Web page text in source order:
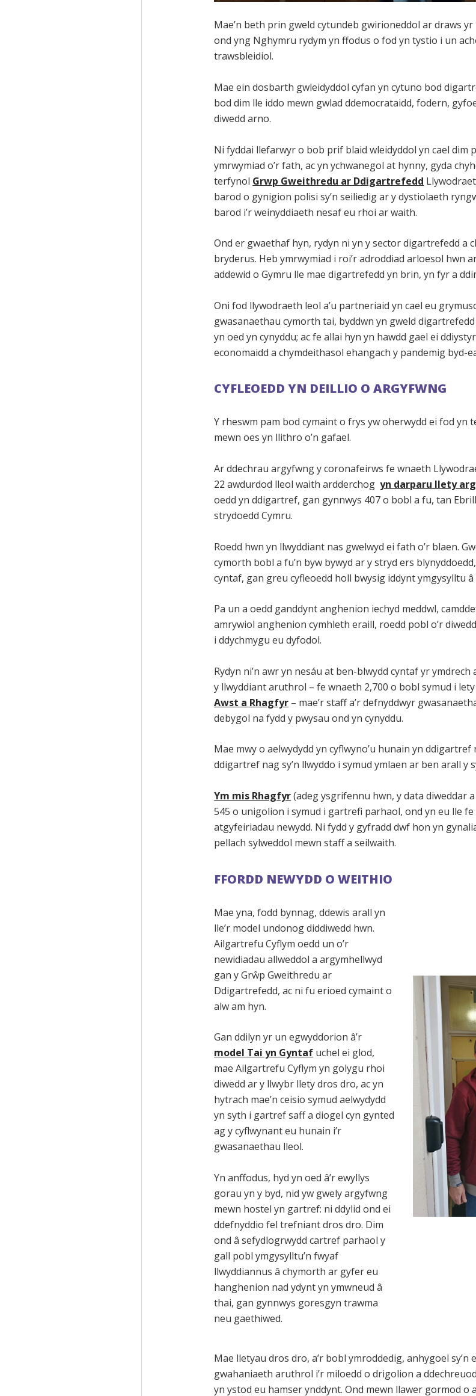
Mae’n beth prin gweld cytundeb gwirioneddol ar draws
ond yng Nghymru rydym yn ffodus o fod yn tystio i un
trawsbleidiol.
Mae ein dosbarth gwleidyddol cyfan yn cytuno bod
bod dim lle iddo mewn gwlad ddemocrataidd, fodern,
diwedd arno.
Ni fyddai llefarwyr o bob prif blaid wleidyddol yn cael dim
ymrwymiad o’r fath, ac yn ychwanegol at hynny, gyda
terfynol Grwp Gweithredu ar Ddigartrefedd
barod o gynigion polisi sy’n seiliedig ar y dystiolaeth
barod i’r weinyddiaeth nesaf eu rhoi ar waith.
Ond er gwaethaf hyn, rydyn ni yn y sector digartrefedd a
bryderus. Heb ymrwymiad i roi’r adroddiad arloesol hwn
addewid o Gymru lle mae digartrefedd yn brin, yn fyr a
Oni fod llywodraeth leol a’u partneriaid yn cael eu
gwasanaethau cymorth tai, byddwn yn gweld
yn oed yn cynyddu; ac fe allai hyn yn hawdd gael ei
economaidd a chymdeithasol ehangach y pandemig byd-
CYFLEOEDD YN DEILLIO O ARGYFWNG
Y rheswm pam bod cymaint o frys yw oherwydd ei fod yn
mewn oes yn llithro o’n gafael.
Ar ddechrau argyfwng y coronafeirws fe wnaeth
22 awdurdod lleol waith ardderchogyn darparu llety
oedd yn ddigartref, gan gynnwys 407 o bobl a fu, tan
strydoedd Cymru.
Roedd hwn yn llwyddiant nas gwelwyd ei fath o’r blaen.
cymorth bobl a fu’n byw bywyd ar y stryd ers
cyntaf, gan greu cyfleoedd holl bwysig iddynt ymgysylltu
Pa un a oedd ganddynt anghenion iechyd meddwl,
amrywiol anghenion cymhleth eraill, roedd pobl o’r
i ddychmygu eu dyfodol.
Rydyn ni’n awr yn nesáu at ben-blwydd cyntaf yr
y llwyddiant aruthrol – fe wnaeth 2,700 o bobl symud i
Awst a Rhagfyr – mae’r staff a’r defnyddwyr
debygol na fydd y pwysau ond yn cynyddu.
Mae mwy o aelwydydd yn cyflwyno’u hunain yn
ddigartref nag sy’n llwyddo i symud ymlaen ar ben arall y
Ym mis Rhagfyr(adeg ysgrifennu hwn, y data diweddar
545 o unigolion i symud i gartrefi parhaol, ond yn eu lle fe
atgyfeiriadau newydd. Ni fydd y gyfradd dwf hon yn
pellach sylweddol mewn staff a seilwaith.
FFORDD NEWYDD O WEITHIO
Mae yna, fodd bynnag, ddewis arall yn
lle’r model undonog diddiwedd hwn.
Ailgartrefu Cyflym oedd un o’r
newidiadau allweddol a argymhellwyd
gan y Grŵp Gweithredu ar
Ddigartrefedd, ac ni fu erioed cymaint o
alw am hyn.
Gan ddilyn yr un egwyddorion â’r
model Tai yn Gyntaf uchel ei glod,
mae Ailgartrefu Cyflym yn golygu rhoi
diwedd ar y llwybr llety dros dro, ac yn
hytrach mae’n ceisio symud aelwydydd
yn syth i gartref saff a diogel cyn gynted
ag y cyflwynant eu hunain i’r
gwasanaethau lleol.
Yn anffodus, hyd yn oed â’r ewyllys
gorau yn y byd, nid yw gwely argyfwng
mewn hostel yn gartref: ni ddylid ond ei
ddefnyddio fel trefniant dros dro. Dim
ond â sefydlogrwydd cartref parhaol y
gall pobl ymgysylltu’n fwyaf
llwyddiannus â chymorth ar gyfer eu
hanghenion nad ydynt yn ymwneud â
thai, gan gynnwys goresgyn trawma
neu gaethiwed.
Mae lletyau dros dro, a’r bobl ymroddedig, anhygoel sy’n
gwahaniaeth aruthrol i’r miloedd o drigolion a
yn ystod eu hamser ynddynt. Ond mewn llawer gormod o